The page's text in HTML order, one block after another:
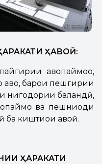
ҲАВОӢ:
ҳавопаймоҳо,
ҳаво, барои пешгирии
нигоҳдории баландӣ,
ва пешниҳоди
ба киштиҳои ҳавоӣ.
ҲАРАКАТИ